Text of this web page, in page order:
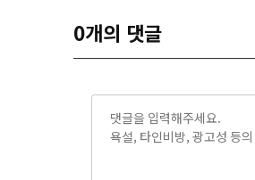
0개의 댓글